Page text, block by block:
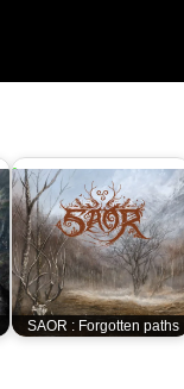
SAOR : Forgotten paths